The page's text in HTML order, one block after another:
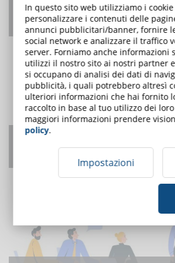
Coordinatore per la sicurezza nei
obblighi formativi
UNO DEI PIÙ LETTI
Come adattarsi agli agenti di
artificiale?
In questo sito web utilizziamo i
personalizzare i contenuti delle
annunci pubblicitari/banner, fornire
social network e analizzare il traffico
server. Forniamo anche informazioni
utilizzi il nostro sito ai nostri partner
si occupano di analisi dei dati di
pubblicità, i quali potrebbero altresì
ulteriori informazioni che hai fornito
raccolto in base al tuo utilizzo dei
maggiori informazioni prendere
policy.
Impostazioni